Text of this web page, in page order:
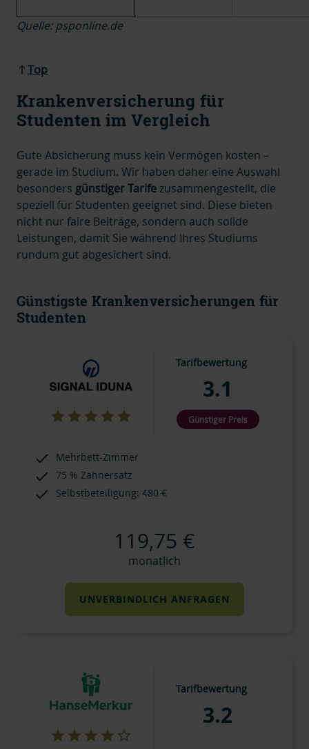
Quelle: psponline.de
Top
Krankenversicherung für
Studenten im Vergleich
Gute Absicherung muss kein Vermögen kosten –
gerade im Studium. Wir haben daher eine Auswahl
besonders günstiger Tarife zusammengestellt, die
speziell für Studenten geeignet sind. Diese bieten
nicht nur faire Beiträge, sondern auch solide
Leistungen, damit Sie während Ihres Studiums
rundum gut abgesichert sind.
Günstigste Krankenversicherungen für
Studenten
Tarifbewertung
3.1
Günstiger Preis
Mehrbett-Zimmer
75 % Zahnersatz
Selbstbeteiligung: 480 €
119,75 €
monatlich
UNVERBINDLICH ANFRAGEN
Tarifbewertung
3.2